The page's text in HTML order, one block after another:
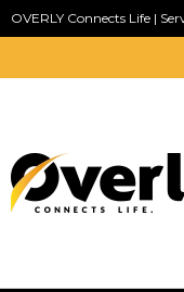
OVERLY Connects Life |